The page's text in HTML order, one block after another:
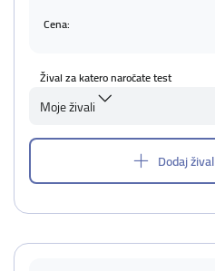
Cena:
Žival za katero naročate test
Moje živali
Dodaj žival